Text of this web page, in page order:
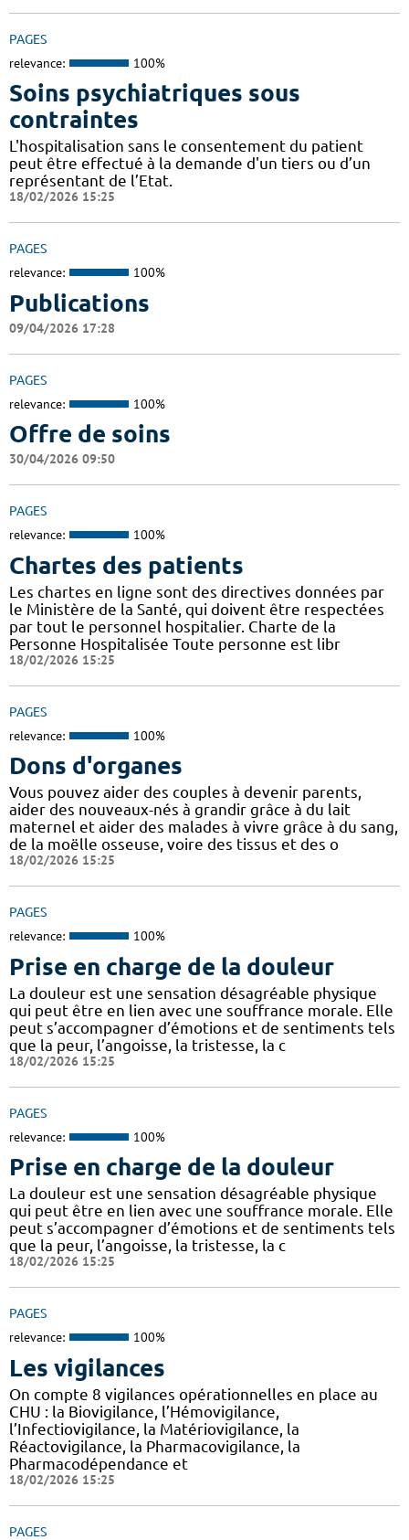
PAGES
relevance: 100%
Soins psychiatriques sous
contraintes
L'hospitalisation sans le consentement du patient
peut être effectué à la demande d'un tiers ou d’un
représentant de l’Etat.
18/02/2026 15:25
PAGES
relevance: 100%
Publications
09/04/2026 17:28
PAGES
relevance: 100%
Offre de soins
30/04/2026 09:50
PAGES
relevance: 100%
Chartes des patients
Les chartes en ligne sont des directives données par
le Ministère de la Santé, qui doivent être respectées
par tout le personnel hospitalier. Charte de la
Personne Hospitalisée Toute personne est libr
18/02/2026 15:25
PAGES
relevance: 100%
Dons d'organes
Vous pouvez aider des couples à devenir parents,
aider des nouveaux-nés à grandir grâce à du lait
maternel et aider des malades à vivre grâce à du sang,
de la moëlle osseuse, voire des tissus et des o
18/02/2026 15:25
PAGES
relevance: 100%
Prise en charge de la douleur
La douleur est une sensation désagréable physique
qui peut être en lien avec une souffrance morale. Elle
peut s’accompagner d’émotions et de sentiments tels
que la peur, l’angoisse, la tristesse, la c
18/02/2026 15:25
PAGES
relevance: 100%
Prise en charge de la douleur
La douleur est une sensation désagréable physique
qui peut être en lien avec une souffrance morale. Elle
peut s’accompagner d’émotions et de sentiments tels
que la peur, l’angoisse, la tristesse, la c
18/02/2026 15:25
PAGES
relevance: 100%
Les vigilances
On compte 8 vigilances opérationnelles en place au
CHU : la Biovigilance, l’Hémovigilance,
l’Infectiovigilance, la Matériovigilance, la
Réactovigilance, la Pharmacovigilance, la
Pharmacodépendance et
18/02/2026 15:25
PAGES